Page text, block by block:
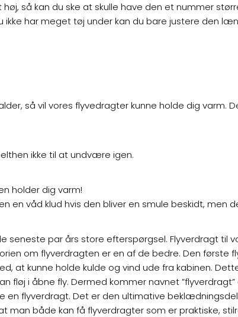
så kan du ske at skulle have den et nummer
ikke har meget tøj under kan du bare justere den
så vil vores flyvedragter kunne holde dig varm.
ikke til at undvære igen.
holder dig varm!
en våd klud hvis den bliver en smule beskidt, men
par års store efterspørgsel. Flyverdragt til
om flyverdragten er en af de bedre. Den første
at kunne holde kulde og vind ude fra kabinen.
fløj i åbne fly. Dermed kommer navnet
en flyverdragt. Det er den ultimative
man både kan få flyverdragter som er praktiske,